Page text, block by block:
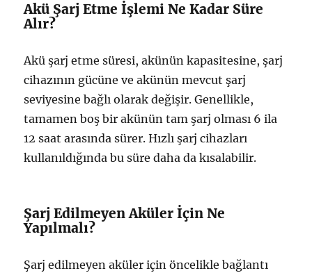
Akü Şarj Etme İşlemi Ne Kadar Süre
Alır?
Akü şarj etme süresi, akünün kapasitesine, şarj
cihazının gücüne ve akünün mevcut şarj
seviyesine bağlı olarak değişir. Genellikle,
tamamen boş bir akünün tam şarj olması 6 ila
12 saat arasında sürer. Hızlı şarj cihazları
kullanıldığında bu süre daha da kısalabilir.
Şarj Edilmeyen Aküler İçin Ne
Yapılmalı?
Şarj edilmeyen aküler için öncelikle bağlantı